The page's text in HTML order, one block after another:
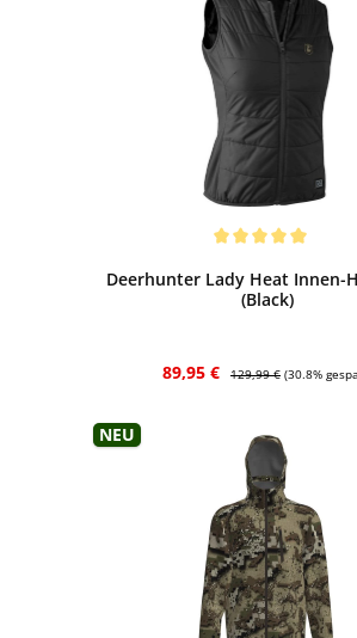
Deerhunter Lady Heat Innen-
(Black)
Verkaufspreis:
89,95 € 129,99 € (30.8%
Neu